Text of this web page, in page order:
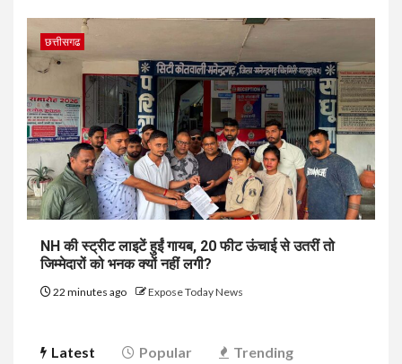
छत्तीसगढ
NH की स्ट्रीट लाइटें हुईं गायब, 20 फीट ऊंचाई से उतरीं तो
जिम्मेदारों को भनक क्यों नहीं लगी?
22 minutes ago Expose Today News
Latest Popular Trending